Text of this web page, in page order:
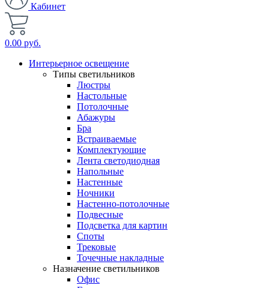
Кабинет
0.00 руб.
Интерьерное освещение
Типы светильников
Люстры
Настольные
Потолочные
Абажуры
Бра
Встраиваемые
Комплектующие
Лента светодиодная
Напольные
Настенные
Ночники
Настенно-потолочные
Подвесные
Подсветка для картин
Споты
Трековые
Точечные накладные
Назначение светильников
Офис